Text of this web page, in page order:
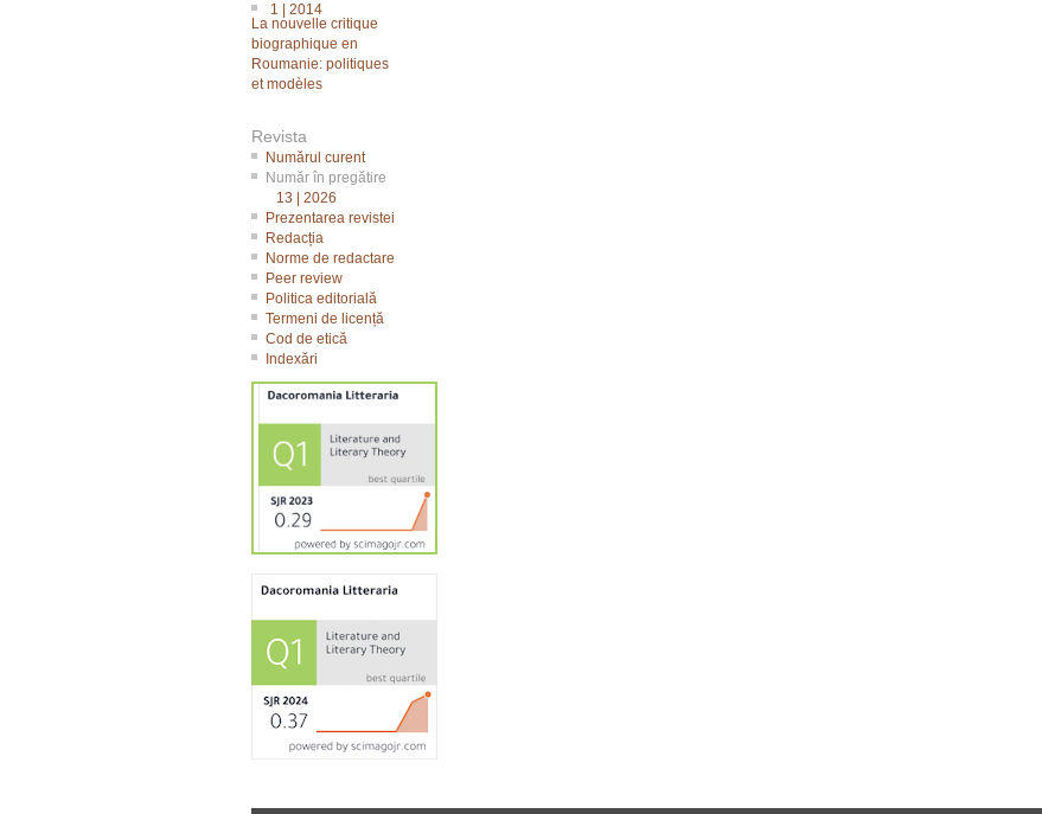
1 | 2014
La nouvelle critique
biographique en
Roumanie: politiques
et modèles
Revista
Numărul curent
Număr în pregătire
13 | 2026
Prezentarea revistei
Redacția
Norme de redactare
Peer review
Politica editorială
Termeni de licență
Cod de etică
Indexări